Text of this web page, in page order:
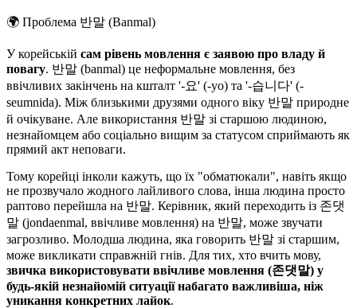
🌍 Проблема 반말 (Banmal)
У корейській сам рівень мовлення є заявою про владу й
повагу. 반말 (banmal) це неформальне мовлення, без
ввічливих закінчень на кшталт '-요' (-yo) та '-습니다' (-
seumnida). Між близькими друзями одного віку 반말 природне
й очікуване. Але використання 반말 зі старшою людиною,
незнайомцем або соціально вищим за статусом сприймають як
прямий акт неповаги.
Тому корейці інколи кажуть, що їх "обматюкали", навіть якщо
не прозвучало жодного лайливого слова, інша людина просто
раптово перейшла на 반말. Керівник, який переходить із 존댓
말 (jondaenmal, ввічливе мовлення) на 반말, може звучати
загрозливо. Молодша людина, яка говорить 반말 зі старшим,
може викликати справжній гнів. Для тих, хто вчить мову,
звичка використовувати ввічливе мовлення (존댓말) у
будь-якій незнайомій ситуації набагато важливіша, ніж
уникання конкретних лайок.